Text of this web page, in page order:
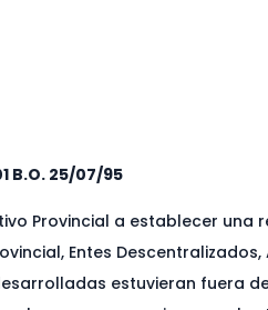
B.O. 25/07/95
Provincial a establecer
Entes
estuvieran fuera